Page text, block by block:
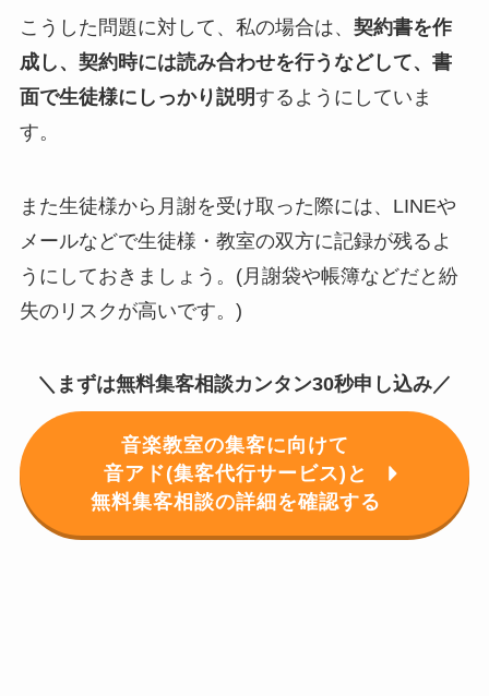
こうした問題に対して、私の場合は、 契約書を作
成し、契約時には読み合わせを行うなどして、書
面で生徒様にしっかり説明するようにしていま
す。
また生徒様から月謝を受け取った際には、LINEや
メールなどで生徒様・教室の双方に記録が残るよ
うにしておきましょう。(月謝袋や帳簿などだと紛
失のリスクが高いです。)
＼まずは無料集客相談カンタン30秒申し込み／
音楽教室の集客に向けて
音アド(集客代行サービス)と
無料集客相談の詳細を確認する